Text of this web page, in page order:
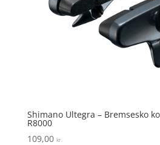
Shimano Ultegra – Bremsesko
R8000
109,00 kr.